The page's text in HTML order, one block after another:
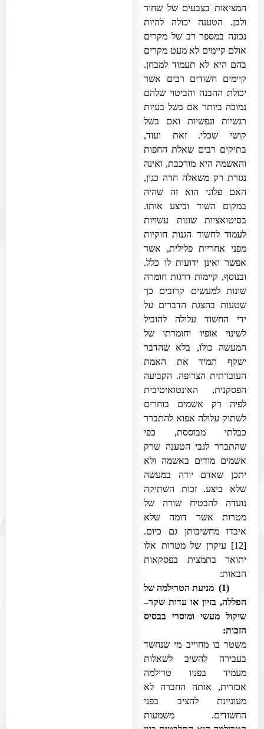
המציאות בצבעים של שחור
ולבן. הטענה יכולה להיות
נכונה במספר רב של מקרים
אולם קיימים לא מעט מקרים
בהם היא לא תעמוד למבחן.
קיימים חשודים רבים אשר
יכולת ההבנה והביטוי שלהם
נמוכה ביותר אם בשל בעיות
רגשיות ונפשיות ואם בשל
קושי שכלי. זאת ועוד,
בתיקים רבים שאלת החפות
והאשמה היא מורכבת, ואינה
נגזרת רק משאלה חדה כגון,
האם פלוני הוא זה שהיה
במקום השוד וביצע אותו.
בסיטואציות שונות עשויות
לעמוד לחשוד הגנות חוקיות
מפני אחריות פלילית, אשר
אפשר ואינן ידועות לו כלל.
ובנוסף, קיימות דרגות חומרה
שונות למעשים קרובים כך
שטעות בהצגת הדברים על
ידי החשוד עלולה להוביל
לשינוי אופיו וחומרתו של
המעשה כולו, בלא שהדבר
ישקף תמיד את האמת
העובדתית הצרופה. הקביעה
הפסקנית, האינטואיטיבית
לפיה רק אשמים בוחרים
לשתוק עלולה אפוא להתברר
כבלתי מבוססת, כפי
שהתברר לגבי הטענה שרק
אשמים מודים באשמה ולא
יתכן שאדם יודה במעשה
שלא ביצע. זכות השתיקה
נועדה להבטיח שורה של
מטרות אשר דומה שלא
איבדו מחשיבותן גם כיום.
עיקרן של מטרות אלו
יתואר בתמצית בפסקאות
הבאות:
(1) מניעת הטרילמה של
הפללה, בזיון או עדות שקר–
שיקול מעשי ומוסרי בבסיס
הזכות:
משטר בו מחוייב מי שנחשד
בעבירה להשיב לשאלות
מעמיד בפניו טרילמה
אכזרית, אותה החברה לא
מעוניינת להציב בפני
החשודים. משמעות